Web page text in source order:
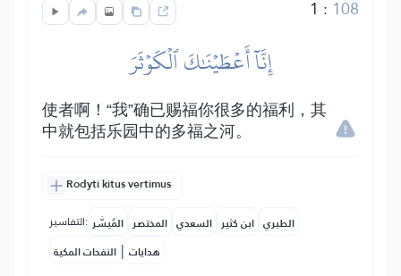
1 : 108
إِنَّآ أَعۡطَيۡنَٰكَ ٱلۡكَوۡثَرَ
使者啊！“我”确已赐福你很多的福利，其
中就包括乐园中的多福之河。
Rodyti kitus vertimus
التفاسير: المُيسَّر المختصر السعدي ابن كثير الطبري
النفحات المكية | هدايات